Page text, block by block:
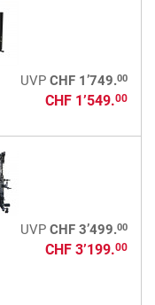
UVP CHF 1’749.00
CHF 1’549.00
UVP CHF 3’499.00
CHF 3’199.00